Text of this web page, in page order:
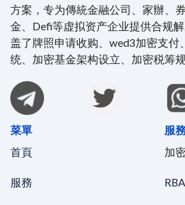
方案，专为傳統金融公司、家辦、
金、Defi等虚拟资产企业提供合规
盖了牌照申请收购、wed3加密支付
统、加密基金架构设立、加密税筹
菜單
首頁
服務
服
加